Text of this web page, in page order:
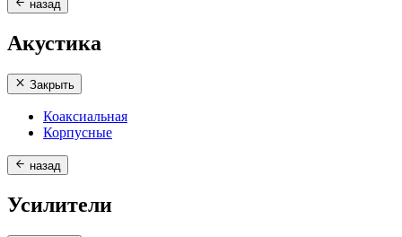
назад
Акустика
Закрыть
Коаксиальная
Корпусные
назад
Усилители